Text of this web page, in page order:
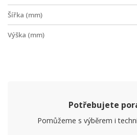
Šířka (mm)
Výška (mm)
Potřebujete
Pomůžeme s výběrem i